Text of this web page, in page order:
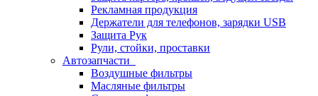
Рекламная продукция
Держатели для телефонов, зарядки USB
Защита Рук
Рули, стойки, проставки
Автозапчасти
Воздушные фильтры
Масляные фильтры